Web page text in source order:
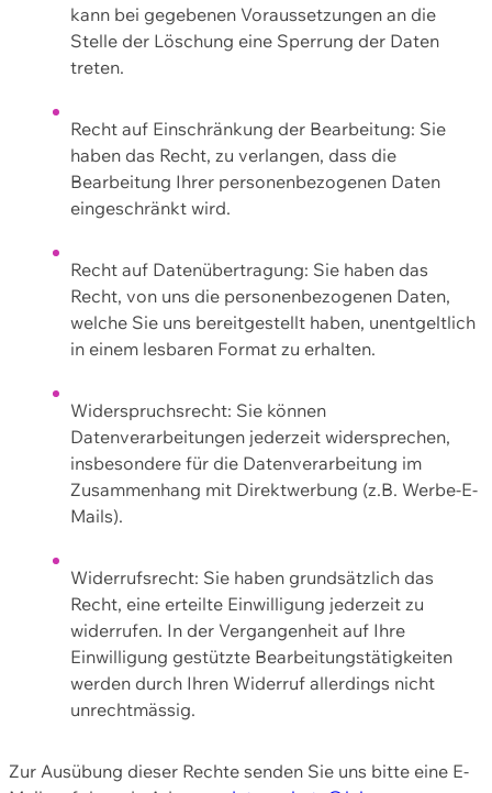
kann bei gegebenen Voraussetzungen an die
Stelle der Löschung eine Sperrung der Daten
treten.
Recht auf Einschränkung der Bearbeitung: Sie
haben das Recht, zu verlangen, dass die
Bearbeitung Ihrer personenbezogenen Daten
eingeschränkt wird.
Recht auf Datenübertragung: Sie haben das
Recht, von uns die personenbezogenen Daten,
welche Sie uns bereitgestellt haben, unentgeltlich
in einem lesbaren Format zu erhalten.
Widerspruchsrecht: Sie können
Datenverarbeitungen jederzeit widersprechen,
insbesondere für die Datenverarbeitung im
Zusammenhang mit Direktwerbung (z.B. Werbe-E-
Mails).
Widerrufsrecht: Sie haben grundsätzlich das
Recht, eine erteilte Einwilligung jederzeit zu
widerrufen. In der Vergangenheit auf Ihre
Einwilligung gestützte Bearbeitungstätigkeiten
werden durch Ihren Widerruf allerdings nicht
unrechtmässig.
Zur Ausübung dieser Rechte senden Sie uns bitte eine E-